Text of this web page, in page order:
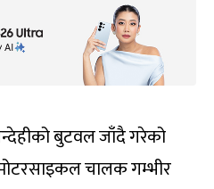
बुटवल जाँदै गरेको
चालक गम्भीर